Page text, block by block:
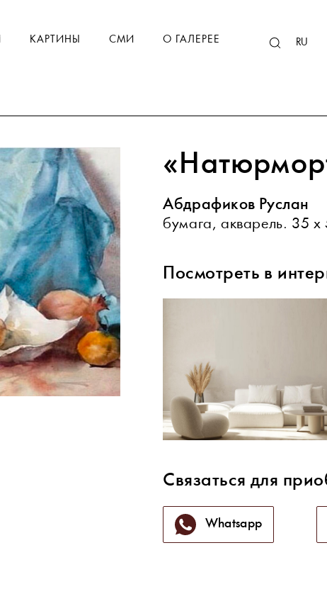
КАРТИНЫ СМИ О ГАЛЕРЕЕ RU
EN
Абдрафиков Руслан
бумага, акварель. 35 х
Посмотреть в
Связаться для
Whatsapp